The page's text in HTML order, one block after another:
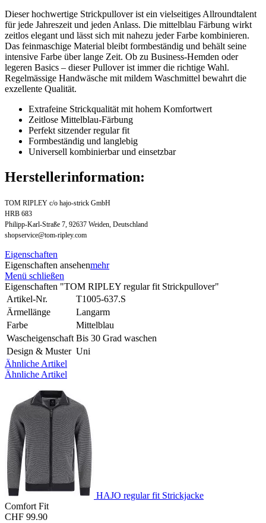
Dieser hochwertige Strickpullover ist ein vielseitiges Allroundtalent
für jede Jahreszeit und jeden Anlass. Die mittelblau Färbung wirkt
zeitlos elegant und lässt sich mit nahezu jeder Farbe kombinieren.
Das feinmaschige Material bleibt formbeständig und behält seine
intensive Farbe über lange Zeit. Ob zu Business-Hemden oder
legeren Basics – dieser Pullover ist immer die richtige Wahl.
Regelmässige Handwäsche mit mildem Waschmittel bewahrt die
exzellente Qualität.
Extrafeine Strickqualität mit hohem Komfortwert
Zeitlose Mittelblau-Färbung
Perfekt sitzender regular fit
Formbeständig und langlebig
Universell kombinierbar und einsetzbar
Herstellerinformation:
TOM RIPLEY c/o hajo-strick GmbH
HRB 683
Philipp-Karl-Straße 7, 92637 Weiden, Deutschland
shopservice@tom-ripley.com
Eigenschaften
Eigenschaften ansehenmehr
Menü schließen
Eigenschaften "TOM RIPLEY regular fit Strickpullover"
Artikel-Nr.
T1005-637.S
Ärmellänge
Langarm
Farbe
Mittelblau
Wascheigenschaft Bis 30 Grad waschen
Design & Muster Uni
Ähnliche Artikel
Ähnliche Artikel
HAJO regular fit Strickjacke
Comfort Fit
CHF 99.90